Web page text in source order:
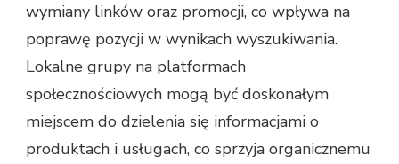
wymiany linków oraz promocji, co wpływa na
poprawę pozycji w wynikach wyszukiwania.
Lokalne grupy na platformach
społecznościowych mogą być doskonałym
miejscem do dzielenia się informacjami o
produktach i usługach, co sprzyja organicznemu